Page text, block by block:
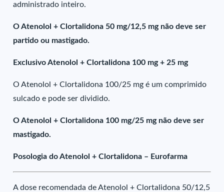
administrado inteiro.
O Atenolol + Clortalidona 50 mg/12,5 mg não deve ser
partido ou mastigado.
Exclusivo Atenolol + Clortalidona 100 mg + 25 mg
O Atenolol + Clortalidona 100/25 mg é um comprimido
sulcado e pode ser dividido.
O Atenolol + Clortalidona 100 mg/25 mg não deve ser
mastigado.
Posologia do Atenolol + Clortalidona – Eurofarma
A dose recomendada de Atenolol + Clortalidona 50/12,5